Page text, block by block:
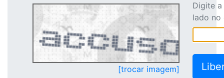
[trocar imagem]
Digite
lado no